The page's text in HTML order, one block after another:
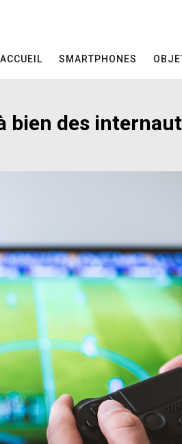
ACCUEIL SMARTPHONES
bien des